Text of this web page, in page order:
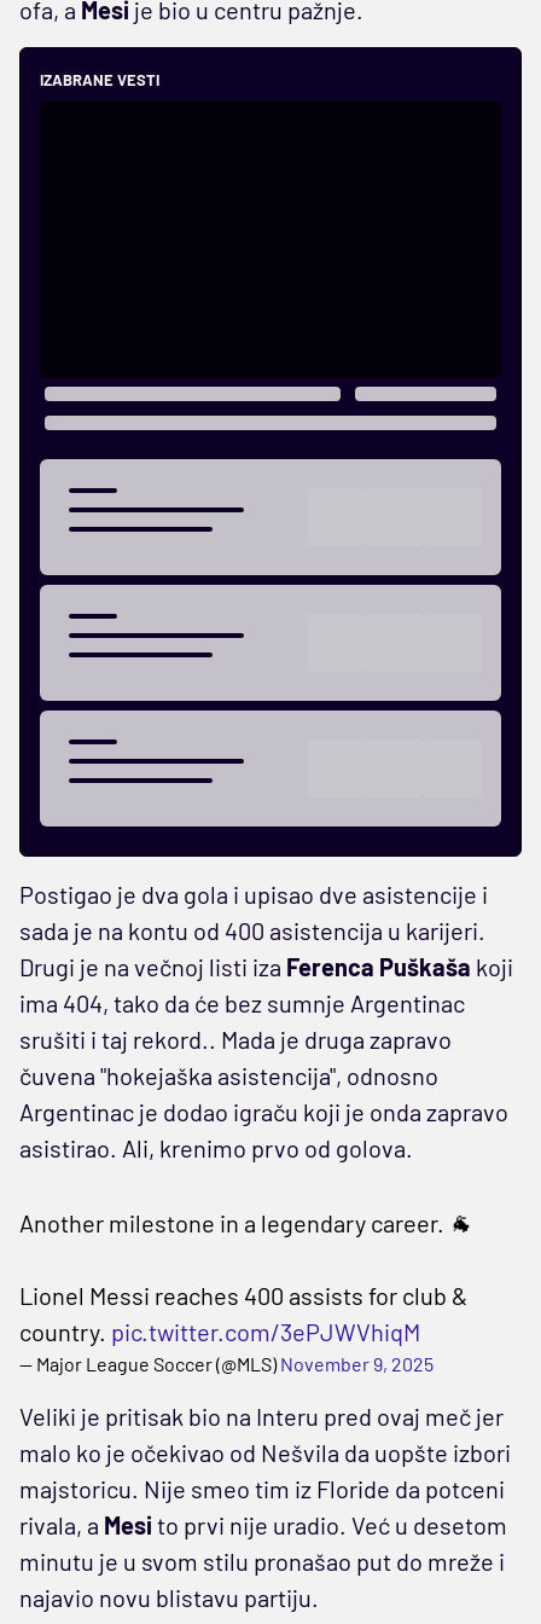
ofa, a Mesi je bio u centru pažnje.
IZABRANE VESTI
Postigao je dva gola i upisao dve asistencije i
sada je na kontu od 400 asistencija u karijeri.
Drugi je na večnoj listi iza Ferenca Puškaša koji
ima 404, tako da će bez sumnje Argentinac
srušiti i taj rekord.. Mada je druga zapravo
čuvena "hokejaška asistencija", odnosno
Argentinac je dodao igraču koji je onda zapravo
asistirao. Ali, krenimo prvo od golova.
Another milestone in a legendary career. 🐐
Lionel Messi reaches 400 assists for club &
country. pic.twitter.com/3ePJWVhiqM
— Major League Soccer (@MLS)November 9, 2025
Veliki je pritisak bio na Interu pred ovaj meč jer
malo ko je očekivao od Nešvila da uopšte izbori
majstoricu. Nije smeo tim iz Floride da potceni
rivala, a Mesi to prvi nije uradio. Već u desetom
minutu je u svom stilu pronašao put do mreže i
najavio novu blistavu partiju.